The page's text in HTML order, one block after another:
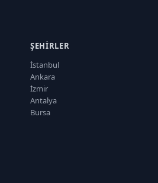
ŞEHIRLER
İstanbul
Ankara
İzmir
Antalya
Bursa